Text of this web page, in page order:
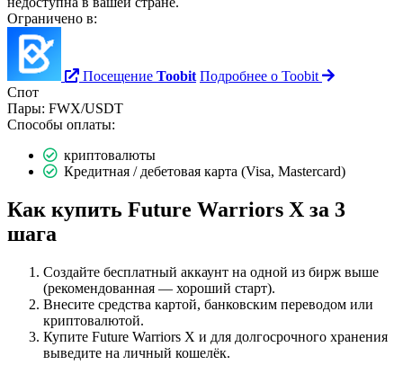
Ограничено в:
Посещение Toobit Подробнее о Toobit
Спот
Пары: FWX/USDT
Способы оплаты:
криптовалюты
Кредитная / дебетовая карта (Visa, Mastercard)
Как купить Future Warriors X за 3
шага
Создайте бесплатный аккаунт на одной из бирж выше
(рекомендованная — хороший старт).
Внесите средства картой, банковским переводом или
криптовалютой.
Купите Future Warriors X и для долгосрочного хранения
выведите на личный кошелёк.